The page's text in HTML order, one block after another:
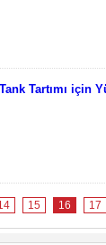
Tartımı için
15 16 17